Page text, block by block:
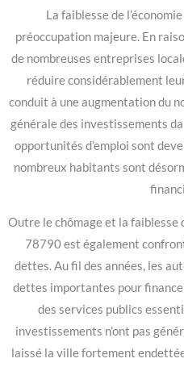
La faiblesse de
préoccupation majeure. En
de nombreuses entreprises
réduire considérablement
conduit à une augmentation du
générale des investissements
opportunités d’emploi sont
nombreux habitants sont
Outre le chômage et la faiblesse
78790 est également
dettes. Au fil des années, les
dettes importantes pour
des services publics
investissements n’ont pas
laissé la ville fortement